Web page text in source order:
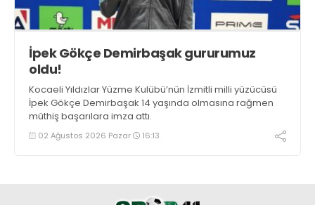
İpek Gökçe Demirbaşak gururumuz
oldu!
Kocaeli Yıldızlar Yüzme Kulübü’nün İzmitli milli yüzücüsü
İpek Gökçe Demirbaşak 14 yaşında olmasına rağmen
müthiş başarılara imza attı.
02 Ağustos 2026 Pazar 16:13